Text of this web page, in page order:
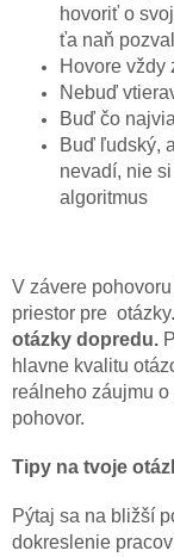
hovoriť o
ťa naň
Hovore vždy
Nebuď
Buď čo
Buď ľudský,
nevadí, nie
algoritmus
V závere
priestor pre otázky.
otázky dopredu.
hlavne kvalitu
reálneho záujmu
pohovor.
Tipy na tvoje
Pýtaj sa na bližší
dokreslenie